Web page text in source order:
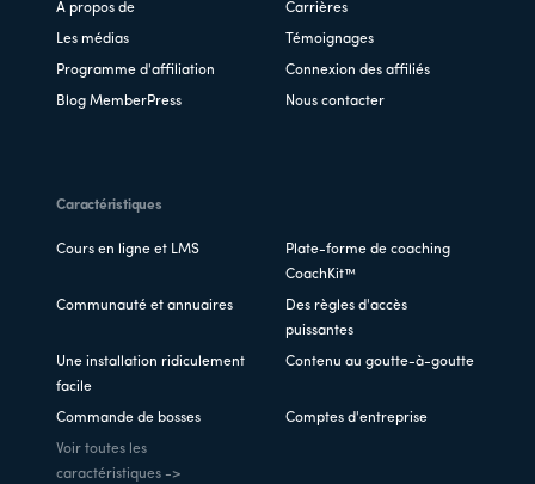
A propos de Carrières
Les médias Témoignages
Programme d'affiliation Connexion des affiliés
Blog MemberPress Nous contacter
Caractéristiques
Cours en ligne et LMS
Plate-forme de coaching
CoachKit™
Communauté et annuaires
Des règles d'accès
puissantes
Une installation ridiculement
facile
Contenu au goutte-à-goutte
Commande de bosses Comptes d'entreprise
Voir toutes les
caractéristiques ->